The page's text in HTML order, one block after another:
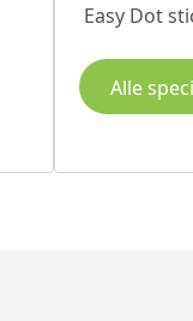
Easy Dot
Alle